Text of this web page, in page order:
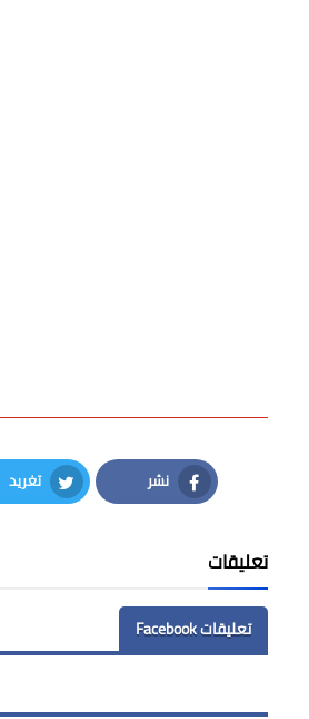
نشر
Facebook
تغريد
Twitter
تعليقات
تعليقات Facebook